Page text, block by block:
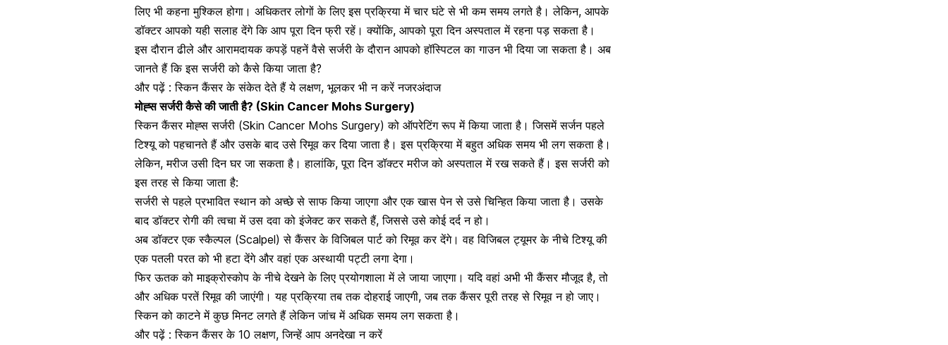
लिए भी कहना मुश्किल होगा। अधिकतर लोगों के लिए इस प्रक्रिया में चार घंटे से भी कम समय लगते है। लेकिन, आपके
डॉक्टर आपको यही सलाह देंगे कि आप पूरा दिन फ्री रहें। क्योंकि, आपको पूरा दिन अस्पताल में रहना पड़ सकता है।
इस दौरान ढीले और आरामदायक कपड़ें पहनें वैसे सर्जरी के दौरान आपको हॉस्पिटल का गाउन भी दिया जा सकता है। अब
जानते हैं कि इस सर्जरी को कैसे किया जाता है?
और पढ़ें :स्किन कैंसर के संकेत देते हैं ये लक्षण, भूलकर भी न करें नजरअंदाज
मोह्स सर्जरी कैसे की जाती है? (Skin Cancer Mohs Surgery)
स्किन कैंसर मोह्स सर्जरी (Skin Cancer Mohs Surgery) को ऑपरेटिंग रूप में किया जाता है। जिसमें सर्जन पहले
टिश्यू को पहचानते हैं और उसके बाद उसे रिमूव कर दिया जाता है। इस प्रक्रिया में बहुत अधिक समय भी लग सकता है।
लेकिन, मरीज उसी दिन घर जा सकता है। हालांकि, पूरा दिनडॉक्टर मरीज को अस्पताल में रख सकते हैं। इस सर्जरी को
इस तरह से किया जाता है:
सर्जरी से पहले प्रभावित स्थान को अच्छे से साफ किया जाएगा और एक खास पेन से उसे चिन्हित किया जाता है। उसके
बाद डॉक्टर रोगी की त्वचा में उस दवा को इंजेक्ट कर सकते हैं, जिससे उसे कोई दर्द न हो।
अब डॉक्टर एक स्कैल्पल (Scalpel) से कैंसर के विजिबल पार्ट को रिमूव कर देंगे। वह विजिबल ट्यूमर के नीचे टिश्यू की
एक पतली परत को भी हटा देंगे और वहां एक अस्थायी पट्टी लगा देगा।
फिर ऊतक को माइक्रोस्कोप के नीचे देखने के लिए प्रयोगशाला में ले जाया जाएगा। यदि वहां अभी भी कैंसर मौजूद है, तो
और अधिक परतें रिमूव की जाएंगी। यह प्रक्रिया तब तक दोहराई जाएगी, जब तककैंसर पूरी तरह से रिमूव न हो जाए ।
स्किन को काटने में कुछ मिनट लगते हैं लेकिन जांच में अधिक समय लग सकता है।
और पढ़ें :स्किन कैंसर के 10 लक्षण, जिन्हें आप अनदेखा न करें